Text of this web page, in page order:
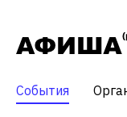
События